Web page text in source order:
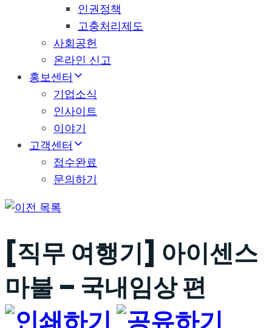
인권정책
고충처리제도
사회공헌
온라인 신고
홍보센터
기업소식
인사이트
이야기
고객센터
접수완료
문의하기
목록
[직무 여행기] 아이센스
마불 – 국내임상 편